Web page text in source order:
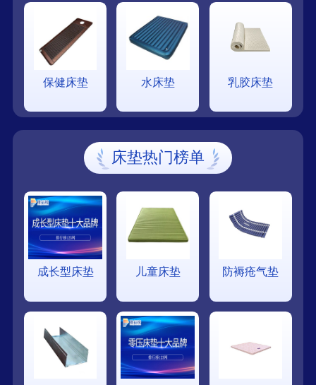
保健床垫 水床垫 乳胶床垫
床垫热门榜单
成长型床垫 儿童床垫 防褥疮气垫